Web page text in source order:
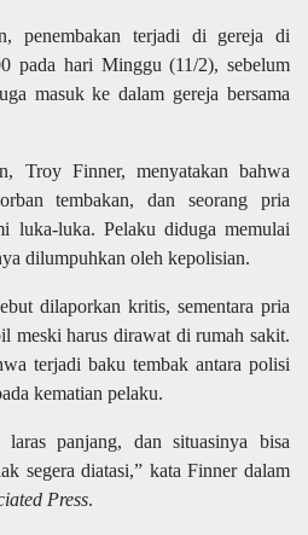
penembakan terjadi di gereja di
pada hari Minggu (11/2), sebelum
masuk ke dalam gereja bersama
Troy Finner, menyatakan bahwa
tembakan, dan seorang pria
luka-luka. Pelaku diduga memulai
dilumpuhkan oleh kepolisian.
dilaporkan kritis, sementara pria
meski harus dirawat di rumah sakit.
terjadi baku tembak antara polisi
kematian pelaku.
laras panjang, dan situasinya bisa
segera diatasi,” kata Finner dalam
Press.